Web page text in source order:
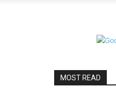
MOST READ